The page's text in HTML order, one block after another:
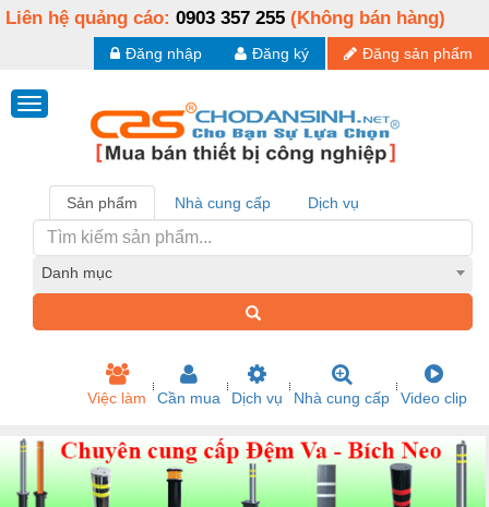
Liên hệ quảng cáo: 0903 357 255 (Không bán hàng)
Đăng sản phẩm
Đăng ký
Đăng nhập
Sản phẩm Nhà cung cấp Dịch vụ
Danh mục
Việc làm Cần mua Dịch vụ Nhà cung cấp Video clip